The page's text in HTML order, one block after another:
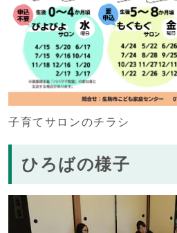
子育てサロンのチラシ
ひろばの様子